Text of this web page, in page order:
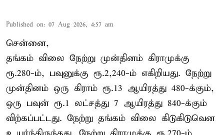
Published on: 07 Aug 2026, 4:57 am
சென்னை,
தங்கம் விலை நேற்று முன்தினம் கிராமுக்கு
ரூ.280-ம், பவுனுக்கு ரூ.2,240-ம் எகிறியது. நேற்று
முன்தினம் ஒரு கிராம் ரூ.13 ஆயிரத்து 480-க்கும்,
ஒரு பவுன் ரூ.1 லட்சத்து 7 ஆயிரத்து 840-க்கும்
விற்கப்பட்டது. நேற்று தங்கம் விலை கிடுகிடுவென